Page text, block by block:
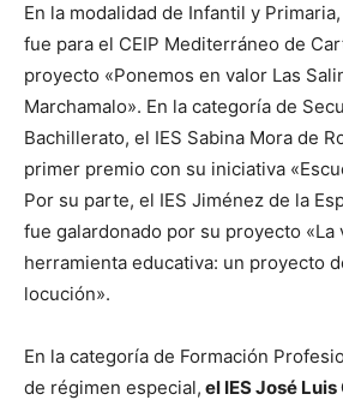
En la modalidad de Infantil y
fue para el CEIP Mediterráneo de
proyecto «Ponemos en valor Las
Marchamalo». En la categoría de
Bachillerato, el IES Sabina Mora de
primer premio con su iniciativa
Por su parte, el IES Jiménez de la
fue galardonado por su proyecto «La
herramienta educativa: un proyecto
locución».
En la categoría de Formación
de régimen especial, el IES José